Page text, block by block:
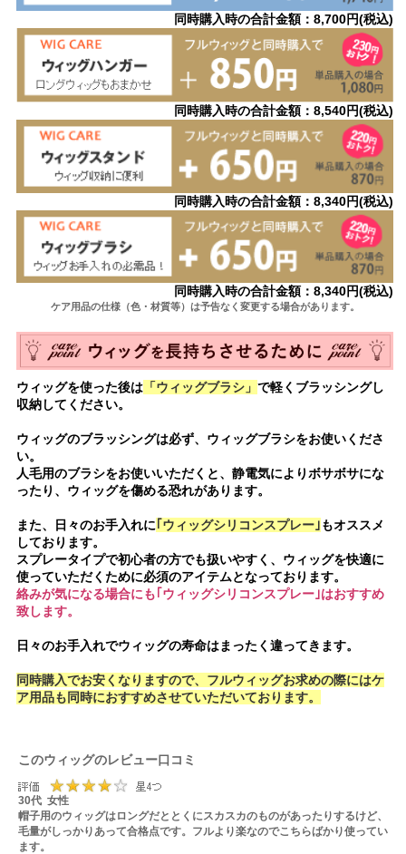
同時購入時の合計金額：8,700円(税込)
同時購入時の合計金額：8,540円(税込)
同時購入時の合計金額：8,340円(税込)
同時購入時の合計金額：8,340円(税込)
ケア用品の仕様（色・材質等）は予告なく変更する場合があります。
ウィッグを使った後は 「ウィッグブラシ」 で軽くブラッシングし
収納してください。
ウィッグのブラッシングは必ず、ウィッグブラシをお使いくださ
い。
人毛用のブラシをお使いいただくと、静電気によりボサボサにな
ったり、ウィッグを傷める恐れがあります。
また、日々のお手入れに ｢ウィッグシリコンスプレー｣もオススメ
しております。
スプレータイプで初心者の方でも扱いやすく、ウィッグを快適に
使っていただくために必須のアイテムとなっております。
絡みが気になる場合にも｢ウィッグシリコンスプレー｣はおすすめ
致します。
日々のお手入れでウィッグの寿命はまったく違ってきます。
同時購入でお安くなりますので、フルウィッグお求めの際にはケ
ア用品も同時におすすめさせていただいております。
このウィッグのレビュー口コミ
30代 女性
帽子用のウィッグはロングだととくにスカスカのものがあったりするけど、
毛量がしっかりあって合格点です。フルより楽なのでこちらばかり使ってい
ます。